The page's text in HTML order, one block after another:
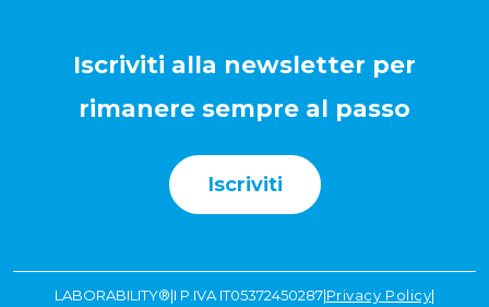
Iscriviti alla newsletter per
rimanere sempre al passo
Iscriviti
LABORABILITY®|I P.IVA IT05372450287|Privacy Policy|